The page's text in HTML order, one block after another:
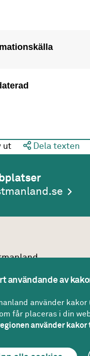
ut Dela texten
användande av
använder
får placeras i din
använder